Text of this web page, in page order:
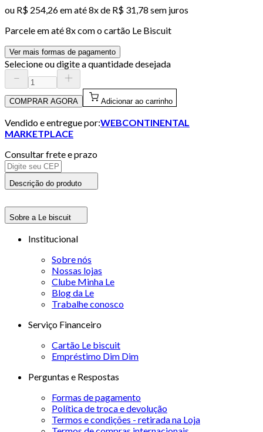
ou R$ 254,26em até8x de R$ 31,78 sem juros
Parcele em até8x com o cartão Le Biscuit
Ver mais formas de pagamento
Selecione ou digite a quantidade desejada
COMPRAR AGORA Adicionar ao carrinho
Vendido e entregue por:WEBCONTINENTAL
MARKETPLACE
Consultar frete e prazo
Descrição do produto
Sobre a Le biscuit
Institucional
Sobre nós
Nossas lojas
Clube Minha Le
Blog da Le
Trabalhe conosco
Serviço Financeiro
Cartão Le biscuit
Empréstimo Dim Dim
Perguntas e Respostas
Formas de pagamento
Política de troca e devolução
Termos e condições - retirada na Loja